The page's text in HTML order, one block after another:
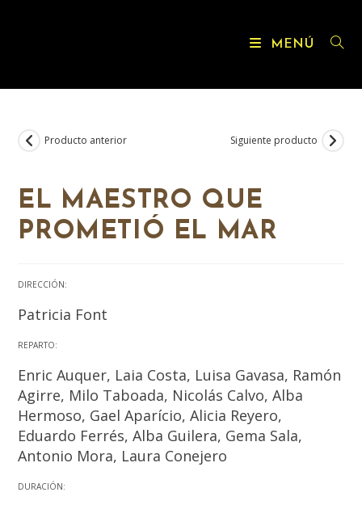
MENÚ
Producto anterior Siguiente producto
EL MAESTRO QUE
PROMETIÓ EL MAR
DIRECCIÓN:
Patricia Font
REPARTO:
Enric Auquer, Laia Costa, Luisa Gavasa, Ramón
Agirre, Milo Taboada, Nicolás Calvo, Alba
Hermoso, Gael Aparício, Alicia Reyero,
Eduardo Ferrés, Alba Guilera, Gema Sala,
Antonio Mora, Laura Conejero
DURACIÓN: